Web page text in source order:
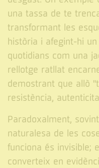
una tassa de te
transformant les
història i afegint-hi
quotidians com una
rellotge ratllat
demostrant que allò
resistència,
Paradoxalment,
naturalesa de les
funciona és invisible;
converteix en